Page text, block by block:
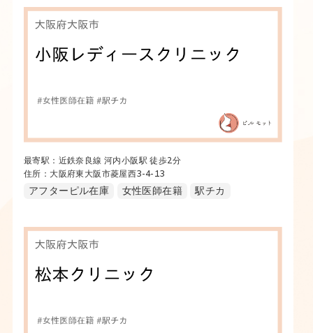
最寄駅：近鉄奈良線 河内小阪駅 徒歩2分
住所：大阪府東大阪市菱屋西3-4-13
アフターピル在庫 女性医師在籍 駅チカ